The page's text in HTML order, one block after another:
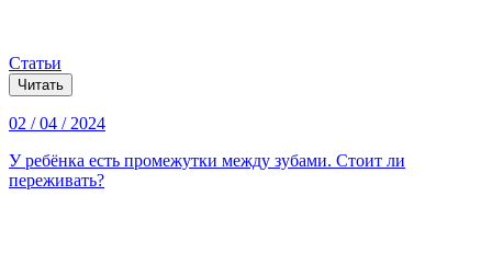
Статьи
Читать
02 / 04 / 2024
У ребёнка есть промежутки между зубами. Стоит ли
переживать?